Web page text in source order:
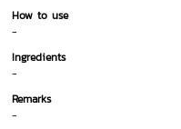
How to use
-
Ingredients
-
Remarks
-